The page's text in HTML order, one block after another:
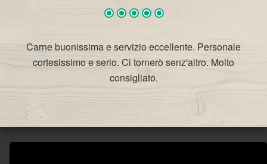
Carne buonissima e servizio eccellente. Personale
cortesissimo e serio. Ci tornerò senz'altro. Molto
consigliato.